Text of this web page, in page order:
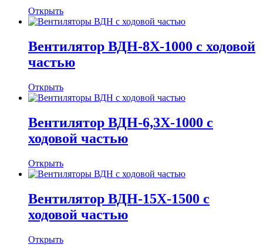
Открыть
Вентилятор ВДН-8Х-1000 с ходовой
частью
Открыть
Вентилятор ВДН-6,3Х-1000 с
ходовой частью
Открыть
Вентилятор ВДН-15Х-1500 с
ходовой частью
Открыть